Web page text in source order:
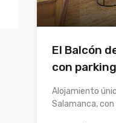
El Balcón
con parking
Alojamiento
Salamanca,